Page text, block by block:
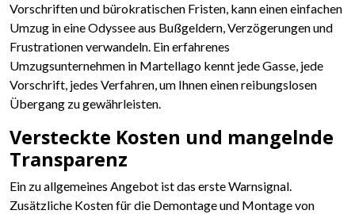
Vorschriften und bürokratischen Fristen, kann einen einfachen
Umzug in eine Odyssee aus Bußgeldern, Verzögerungen und
Frustrationen verwandeln. Ein erfahrenes
Umzugsunternehmen in Martellago kennt jede Gasse, jede
Vorschrift, jedes Verfahren, um Ihnen einen reibungslosen
Übergang zu gewährleisten.
Versteckte Kosten und mangelnde
Transparenz
Ein zu allgemeines Angebot ist das erste Warnsignal.
Zusätzliche Kosten für die Demontage und Montage von